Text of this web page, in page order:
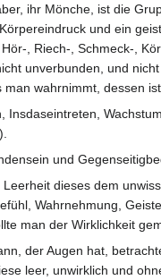
ihr Mönche, ist die
und ein
, Riech-, Schmeck-,
unverbunden, und
wahrnimmt, dessen
Insdaseintreten,
und
dieses dem
Wahrnehmung,
man der Wirklichkeit
der Augen hat,
leer, unwirklich und